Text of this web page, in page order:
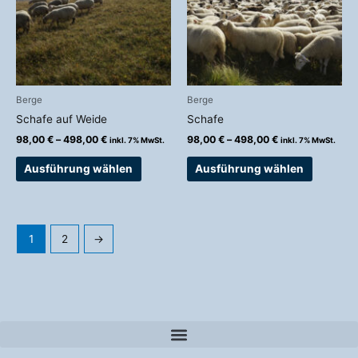
Berge
Schafe auf Weide
98,00 € –498,00 € inkl. 7% MwSt.
Ausführung wählen
Varianten
auf.
Die
Optionen
können
Berge
Schafe
98,00 € –498,00 € inkl. 7% MwSt.
Ausführung wählen
auf.
Die
Optionen
können
1 2 →